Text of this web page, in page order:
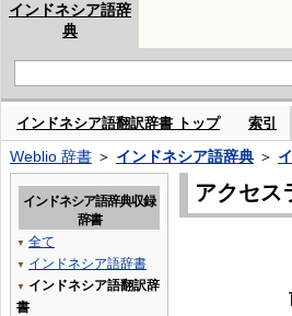
インドネシア語辞
典
インドネシア語翻訳辞書 トップ 索引
Weblio 辞書 ＞ インドネシア語辞典 ＞
アクセス
インドネシア語辞典収録
辞書
▼ 全て
▼ インドネシア語辞書
▼
インドネシア語翻訳辞
書